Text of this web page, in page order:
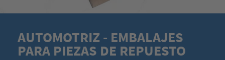
AUTOMOTRIZ - EMBALAJES
PARA PIEZAS DE REPUESTO